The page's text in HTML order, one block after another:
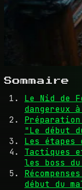
Sommaire
Le Nid de
dangereux
"Le début
Les étapes
Tactiques
les boss
début du